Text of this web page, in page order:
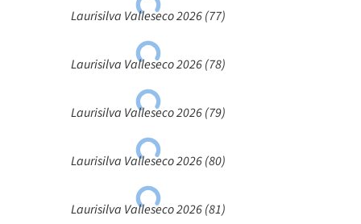
Laurisilva Valleseco 2026 (77)
Laurisilva Valleseco 2026 (78)
Laurisilva Valleseco 2026 (79)
Laurisilva Valleseco 2026 (80)
Laurisilva Valleseco 2026 (81)